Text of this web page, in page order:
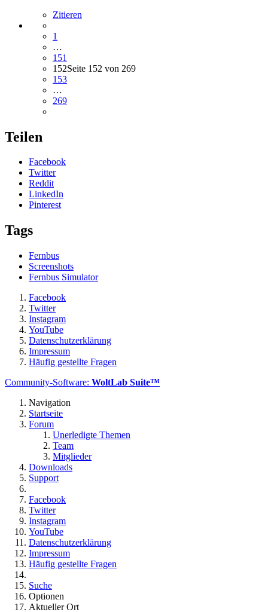
Zitieren
1
…
151
152Seite 152 von 269
153
…
269
Teilen
Facebook
Twitter
Reddit
LinkedIn
Pinterest
Tags
Fernbus
Screenshots
Fernbus Simulator
Facebook
Twitter
Instagram
YouTube
Datenschutzerklärung
Impressum
Häufig gestellte Fragen
Community-Software: WoltLab Suite™
Navigation
Startseite
Forum
Unerledigte Themen
Team
Mitglieder
Downloads
Support
Facebook
Twitter
Instagram
YouTube
Datenschutzerklärung
Impressum
Häufig gestellte Fragen
Suche
Optionen
Aktueller Ort